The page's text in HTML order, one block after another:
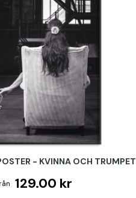
- KVINNA OCH TRUMPET
129.00 kr